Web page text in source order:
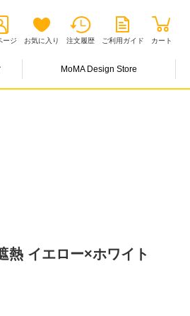
ージ お気に入り 注文履歴 ご利用ガイド カート
MoMA Design Store
熱 イエロー×ホワイト